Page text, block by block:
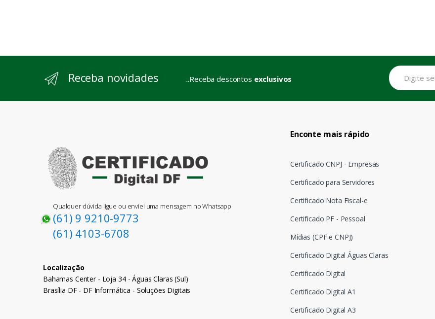
Receba novidades ...Receba descontos exclusivos
Enconte mais rápido
Certificado CNPJ - Empresas
Certificado para Servidores
Certificado Nota Fiscal-e
Certificado PF - Pessoal
Mídias (CPF e CNPJ)
Certificado Digital Águas Claras
Certificado Digital
Certificado Digital A1
Certificado Digital A3
Qualquer dúvida ligue ou enviei uma mensagem no Whatsapp
(61) 9 9210-9773
(61) 4103-6708
Localização
Bahamas Center - Loja 34 - Águas Claras (Sul)
Brasília DF - DF Informática - Soluções Digitais